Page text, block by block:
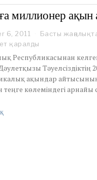
3
0
2
миллионер ақын
6, 2011
e
e
m
b
e
Басты
қаралды
Республикасынан
ақындар
көлеміндегі